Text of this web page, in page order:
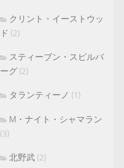
クリント・イーストウッ
ド (2)
スティーブン・スピルバ
ーグ (2)
タランティーノ (1)
M・ナイト・シャマラン
(3)
北野武 (2)